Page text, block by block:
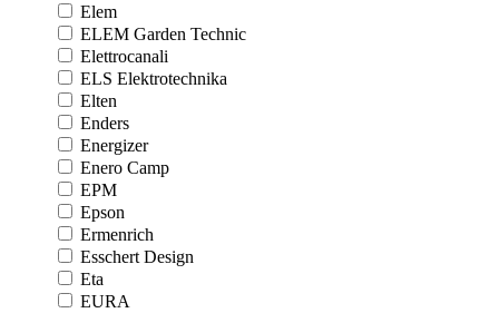
Elem
ELEM Garden Technic
Elettrocanali
ELS Elektrotechnika
Elten
Enders
Energizer
Enero Camp
EPM
Epson
Ermenrich
Esschert Design
Eta
EURA